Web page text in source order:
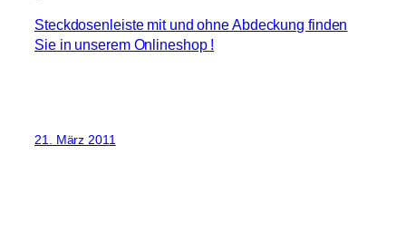
Steckdosenleiste mit und ohne Abdeckung finden
Sie in unserem Onlineshop !
21. März 2011